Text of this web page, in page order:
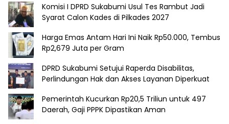
Komisi I DPRD Sukabumi Usul Tes Rambut Jadi
Syarat Calon Kades di Pilkades 2027
Harga Emas Antam Hari Ini Naik Rp50.000, Tembus
Rp2,679 Juta per Gram
DPRD Sukabumi Setujui Raperda Disabilitas,
Perlindungan Hak dan Akses Layanan Diperkuat
Pemerintah Kucurkan Rp20,5 Triliun untuk 497
Daerah, Gaji PPPK Dipastikan Aman